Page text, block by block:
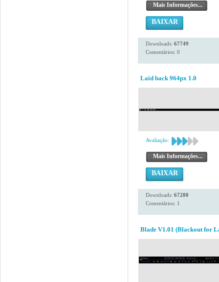
Mais Informações...
BAIXAR
Downloads: 67749
Comentários: 0
Laid back 964px 1.0
Avaliação:
Mais Informações...
BAIXAR
Downloads: 67280
Comentários: 1
Blade V1.01 (Blackout for